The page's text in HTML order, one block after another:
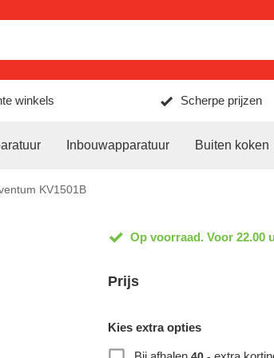
winkels Scherpe prijzen
Inbouwapparatuur Buiten koken
KV1501B
Op voorraad. Voor 22.00
Prijs
Kies extra opties